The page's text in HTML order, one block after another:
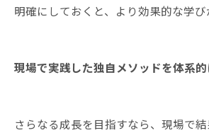
明確にしておくと、より効果的な学び
現場で実践した独自メソッドを体系
さらなる成長を目指すなら、現場で